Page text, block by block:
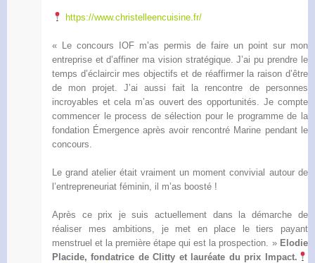
https://www.christelleencuisine.fr/
« Le concours IOF m’as permis de faire un point sur mon
entreprise et d’affiner ma vision stratégique. J’ai pu prendre le
temps d’éclaircir mes objectifs et de réaffirmer la raison d’être
de mon projet. J’ai aussi fait la rencontre de personnes
incroyables et cela m’as ouvert des opportunités. Je compte
commencer le process de sélection pour le programme de la
fondation Émergence après avoir rencontré Marine pendant le
concours.
Le grand atelier était vraiment un moment convivial autour de
l’entrepreneuriat féminin, il m’as boosté !
Après ce prix je suis actuellement dans la démarche de
réaliser mes ambitions, je met en place le tiers payant
menstruel et la première étape qui est la prospection. »Elodie
Placide, fondatrice de Clitty et lauréate du prix Impact.